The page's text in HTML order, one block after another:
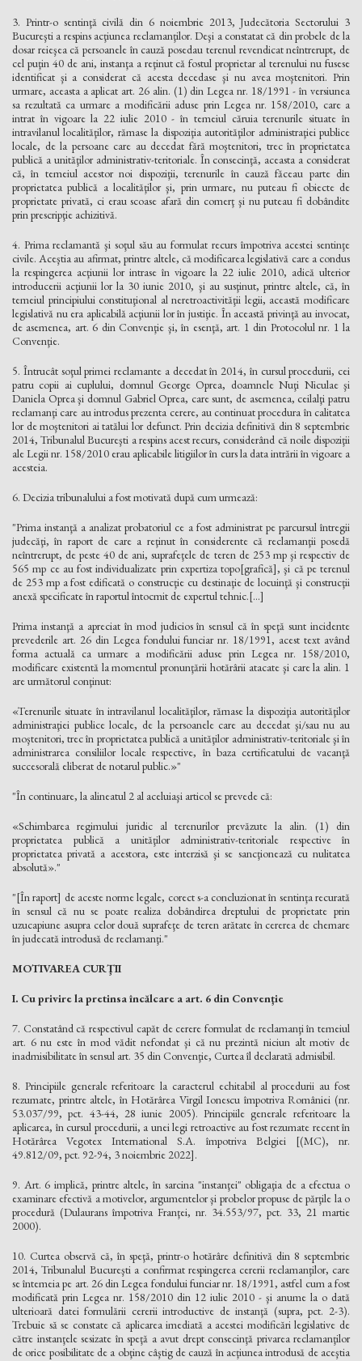
3. Printr-o sentinţă civilă din 6 noiembrie 2013, Judecătoria Sectorului 3
Bucureşti a respins acţiunea reclamanţilor. Deşi a constatat că din probele de la
dosar reieşea că persoanele în cauză posedau terenul revendicat neîntrerupt, de
cel puţin 40 de ani, instanţa a reţinut că fostul proprietar al terenului nu fusese
identificat şi a considerat că acesta decedase şi nu avea moştenitori. Prin
urmare, aceasta a aplicat art. 26 alin. (1) din Legea nr. 18/1991 - în versiunea
sa rezultată ca urmare a modificării aduse prin Legea nr. 158/2010, care a
intrat în vigoare la 22 iulie 2010 - în temeiul căruia terenurile situate în
intravilanul localităţilor, rămase la dispoziţia autorităţilor administraţiei publice
locale, de la persoane care au decedat fără moştenitori, trec în proprietatea
publică a unităţilor administrativ-teritoriale. În consecinţă, aceasta a considerat
că, în temeiul acestor noi dispoziţii, terenurile în cauză făceau parte din
proprietatea publică a localităţilor şi, prin urmare, nu puteau fi obiecte de
proprietate privată, ci erau scoase afară din comerţ şi nu puteau fi dobândite
prin prescripţie achizitivă.
4. Prima reclamantă şi soţul său au formulat recurs împotriva acestei sentinţe
civile. Aceştia au afirmat, printre altele, că modificarea legislativă care a condus
la respingerea acţiunii lor intrase în vigoare la 22 iulie 2010, adică ulterior
introducerii acţiunii lor la 30 iunie 2010, şi au susţinut, printre altele, că, în
temeiul principiului constituţional al neretroactivităţii legii, această modificare
legislativă nu era aplicabilă acţiunii lor în justiţie. În această privinţă au invocat,
de asemenea, art. 6 din Convenţie şi, în esenţă, art. 1 din Protocolul nr. 1 la
Convenţie.
5. Întrucât soţul primei reclamante a decedat în 2014, în cursul procedurii, cei
patru copii ai cuplului, domnul George Oprea, doamnele Nuţi Niculae şi
Daniela Oprea şi domnul Gabriel Oprea, care sunt, de asemenea, ceilalţi patru
reclamanţi care au introdus prezenta cerere, au continuat procedura în calitatea
lor de moştenitori ai tatălui lor defunct. Prin decizia definitivă din 8 septembrie
2014, Tribunalul Bucureşti a respins acest recurs, considerând că noile dispoziţii
ale Legii nr. 158/2010 erau aplicabile litigiilor în curs la data intrării în vigoare a
acesteia.
6. Decizia tribunalului a fost motivată după cum urmează:
"Prima instanţă a analizat probatoriul ce a fost administrat pe parcursul întregii
judecăţi, în raport de care a reţinut în considerente că reclamanţii posedă
neîntrerupt, de peste 40 de ani, suprafeţele de teren de 253 mp şi respectiv de
565 mp ce au fost individualizate prin expertiza topo[grafică], şi că pe terenul
de 253 mp a fost edificată o construcţie cu destinaţie de locuinţă şi construcţii
anexă specificate în raportul întocmit de expertul tehnic.[...]
Prima instanţă a apreciat în mod judicios în sensul că în speţă sunt incidente
prevederile art. 26 din Legea fondului funciar nr. 18/1991, acest text având
forma actuală ca urmare a modificării aduse prin Legea nr. 158/2010,
modificare existentă la momentul pronunţării hotărârii atacate şi care la alin. 1
are următorul conţinut:
«Terenurile situate în intravilanul localităţilor, rămase la dispoziţia autorităţilor
administraţiei publice locale, de la persoanele care au decedat şi/sau nu au
moştenitori, trec în proprietatea publică a unităţilor administrativ-teritoriale şi în
administrarea consiliilor locale respective, în baza certificatului de vacanţă
succesorală eliberat de notarul public.»"
"În continuare, la alineatul 2 al aceluiaşi articol se prevede că:
«Schimbarea regimului juridic al terenurilor prevăzute la alin. (1) din
proprietatea publică a unităţilor administrativ-teritoriale respective în
proprietatea privată a acestora, este interzisă şi se sancţionează cu nulitatea
absolută»."
"[În raport] de aceste norme legale, corect s-a concluzionat în sentinţa recurată
în sensul că nu se poate realiza dobândirea dreptului de proprietate prin
uzucapiune asupra celor două suprafeţe de teren arătate în cererea de chemare
în judecată introdusă de reclamanţi."
MOTIVAREA CURŢII
I. Cu privire la pretinsa încălcare a art. 6 din Convenţie
7. Constatând că respectivul capăt de cerere formulat de reclamanţi în temeiul
art. 6 nu este în mod vădit nefondat şi că nu prezintă niciun alt motiv de
inadmisibilitate în sensul art. 35 din Convenţie, Curtea îl declarată admisibil.
8. Principiile generale referitoare la caracterul echitabil al procedurii au fost
rezumate, printre altele, în Hotărârea Virgil Ionescu împotriva României (nr.
53.037/99, pct. 43-44, 28 iunie 2005). Principiile generale referitoare la
aplicarea, în cursul procedurii, a unei legi retroactive au fost rezumate recent în
Hotărârea Vegotex International S.A. împotriva Belgiei [(MC), nr.
49.812/09, pct. 92-94, 3 noiembrie 2022].
9. Art. 6 implică, printre altele, în sarcina "instanţei" obligaţia de a efectua o
examinare efectivă a motivelor, argumentelor şi probelor propuse de părţile la o
procedură (Dulaurans împotriva Franţei, nr. 34.553/97, pct. 33, 21 martie
2000).
10. Curtea observă că, în speţă, printr-o hotărâre definitivă din 8 septembrie
2014, Tribunalul Bucureşti a confirmat respingerea cererii reclamanţilor, care
se întemeia pe art. 26 din Legea fondului funciar nr. 18/1991, astfel cum a fost
modificată prin Legea nr. 158/2010 din 12 iulie 2010 - şi anume la o dată
ulterioară datei formulării cererii introductive de instanţă (supra, pct. 2-3).
Trebuie să se constate că aplicarea imediată a acestei modificări legislative de
către instanţele sesizate în speţă a avut drept consecinţă privarea reclamanţilor
de orice posibilitate de a obţine câştig de cauză în acţiunea introdusă de aceştia